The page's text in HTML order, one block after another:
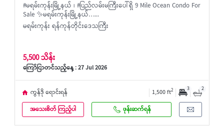
#မရမ်းကုန်းမြို့နယ် ၊ #ပြည်လမ်းမကြီး‌ပေါ်ရှိ 9 Mile Ocean Condo For
Sale ✨မရမ်းကုန်းမြို့နယ်…...
မရမ်းကုန်း ရန်ကုန်တိုင်းဒေသကြီး
5,500 သိန်း
ကြော်ငြာတင်သည့်နေ့ : 27 Jul 2026
ကွန်ဒို ရောင်းရန် 1,500 ft2 3 2
အသေးစိတ် ကြည့်ပါ ဖုန်းဆက်ရန်